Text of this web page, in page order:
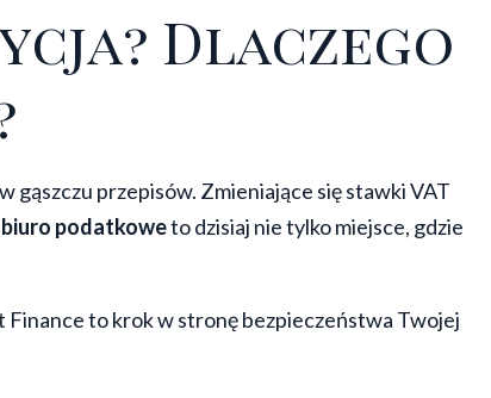
Dlaczego
gąszczu przepisów. Zmieniające się stawki VAT
biuro podatkoweto dzisiaj nie tylko miejsce, gdzie
Finance to krok w stronę bezpieczeństwa Twojej